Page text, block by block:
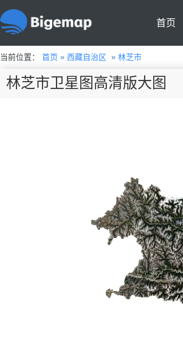
首页
当前位置： 首页» 西藏自治区 » 林芝市
林芝市卫星图高清版大图